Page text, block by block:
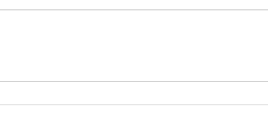
Familiar: La historia de dos
reconstruir su vida